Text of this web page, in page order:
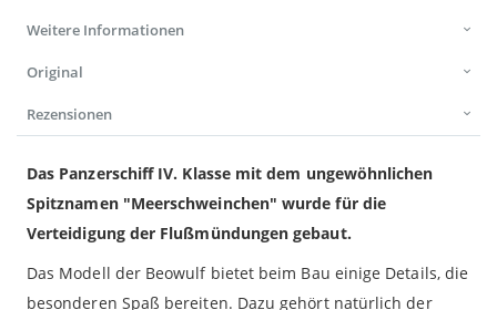
Weitere Informationen
Original
Rezensionen
Das Panzerschiff IV. Klasse mit dem ungewöhnlichen
Spitznamen "Meerschweinchen" wurde für die
Verteidigung der Flußmündungen gebaut.
Das Modell der Beowulf bietet beim Bau einige Details, die
besonderen Spaß bereiten. Dazu gehört natürlich der